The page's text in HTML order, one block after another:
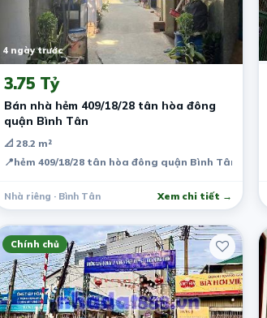
4 ngày trước
3.75 Tỷ
Bán nhà hẻm 409/18/28 tân hòa đông
quận Bình Tân
📐 28.2 m²
📍hẻm 409/18/28 tân hòa đông quận Bình Tân
Nhà riêng · Bình Tân Xem chi tiết →
Chính chủ